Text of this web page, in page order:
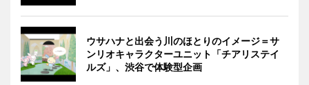
ウサハナと出会う川のほとりのイメージ＝サ
ンリオキャラクターユニット「チアリステイ
ルズ」、渋谷で体験型企画